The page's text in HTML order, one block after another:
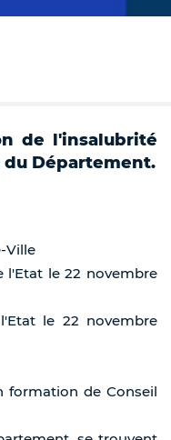
de l'insalubrité
Département.
Ville
l'Etat le 22 novembre
le 22 novembre
formation de Conseil